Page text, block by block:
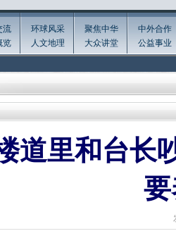
流
览
环球风采
人文地理
聚焦中华
大众讲堂
中外合作
公益事业
道里和台长